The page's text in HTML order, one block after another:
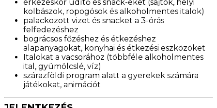
érkezéskor üdítő és snack-eket (sajtok, helyi
kolbászok, ropogósok és alkoholmentes italok)
palackozott vizet és snacket a 3-órás
felfedezéshez
bográcsos főzéshez és étkezéshez
alapanyagokat, konyhai és étkezési eszközöket
Italokat a vacsorához (többféle alkoholmentes
ital, gyümölcslé, víz)
szárazföldi program alatt a gyerekek számára
játékokat, animációt